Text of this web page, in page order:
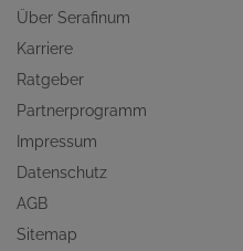
Über Serafinum
Karriere
Ratgeber
Partnerprogramm
Impressum
Datenschutz
AGB
Sitemap